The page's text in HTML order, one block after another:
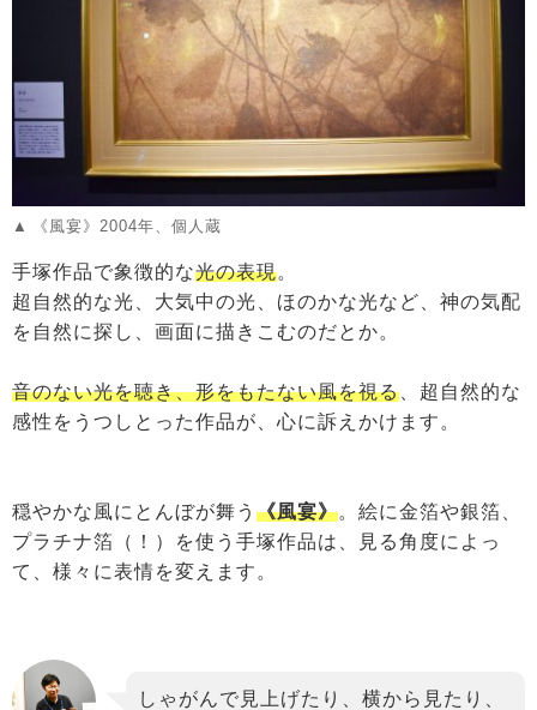
《風宴》2004年、個人蔵
手塚作品で象徴的な光の表現。
超自然的な光、大気中の光、ほのかな光など、神の気配
を自然に探し、画面に描きこむのだとか。
音のない光を聴き、形をもたない風を視る 、超自然的な
感性をうつしとった作品が、心に訴えかけます。
穏やかな風にとんぼが舞う 《風宴》。絵に金箔や銀箔、
プラチナ箔（！）を使う手塚作品は、見る角度によっ
て、様々に表情を変えます。
しゃがんで見上げたり、横から見たり、